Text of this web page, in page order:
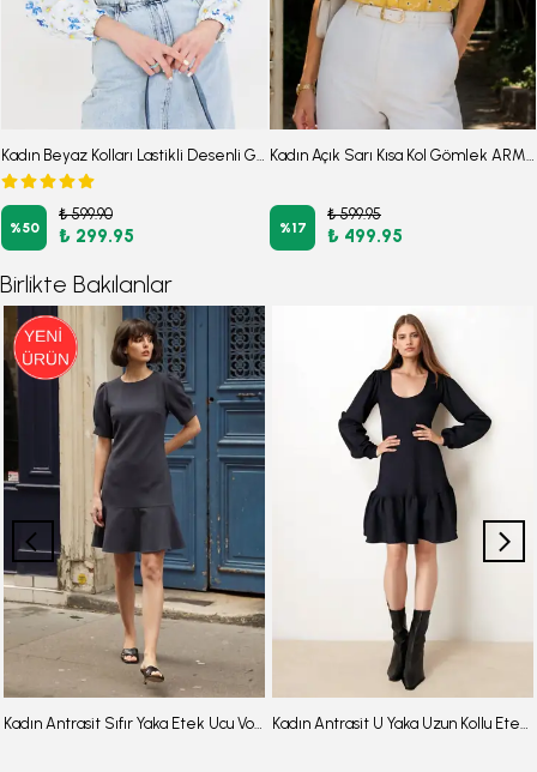
Kadın Beyaz Kolları Lastikli Desenli Gömlek ARM-25Y001014
%50
₺ 599.90
₺ 299.95
Kadın Açık Sarı Kısa Kol Gömlek ARM-26Y001120
%17
₺ 599.95
₺ 499.95
Birlikte Bakılanlar
Kadın Antrasit Sıfır Yaka Etek Ucu Volanlı Kısa Kol Fermuarlı Elbise ARM-26Y001057 Kadın Antrasit U Yaka Uzun Kollu Etek Ucu Fırfırlı Likralı Elbise ARM-26K001012